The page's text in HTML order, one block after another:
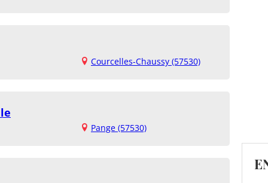
Courcelles-Chaussy (57530)
Pange (57530)